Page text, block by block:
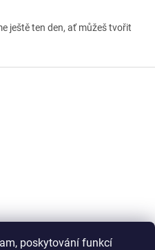
poskytování funkcí
ještě ten den, ať můžeš tvořit